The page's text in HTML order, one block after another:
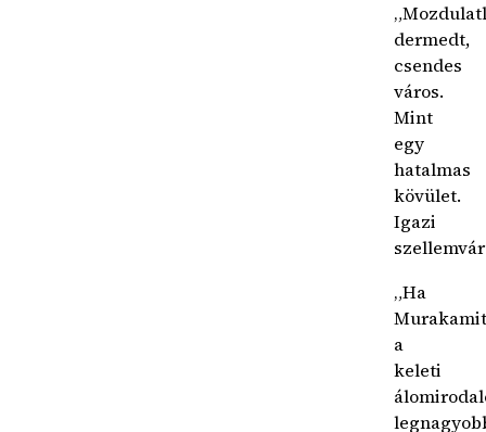
dermedt,
csendes
város.
Mint
egy
hatalmas
kövület.
Igazi
„Ha
Murakamit
a
keleti